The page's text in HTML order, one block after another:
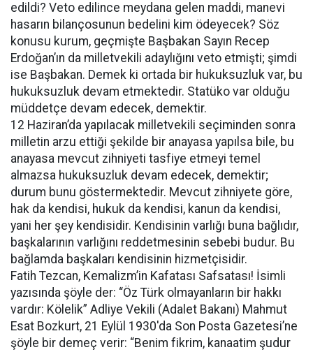
edildi? Veto edilince meydana gelen maddi, manevi
hasarın bilançosunun bedelini kim ödeyecek? Söz
konusu kurum, geçmişte Başbakan Sayın Recep
Erdoğan’ın da milletvekili adaylığını veto etmişti; şimdi
ise Başbakan. Demek ki ortada bir hukuksuzluk var, bu
hukuksuzluk devam etmektedir. Statüko var olduğu
müddetçe devam edecek, demektir.
12 Haziran’da yapılacak milletvekili seçiminden sonra
milletin arzu ettiği şekilde bir anayasa yapılsa bile, bu
anayasa mevcut zihniyeti tasfiye etmeyi temel
almazsa hukuksuzluk devam edecek, demektir;
durum bunu göstermektedir. Mevcut zihniyete göre,
hak da kendisi, hukuk da kendisi, kanun da kendisi,
yani her şey kendisidir. Kendisinin varlığı buna bağlıdır,
başkalarının varlığını reddetmesinin sebebi budur. Bu
bağlamda başkaları kendisinin hizmetçisidir.
Fatih Tezcan, Kemalizm’in Kafatası Safsatası! İsimli
yazısında şöyle der: “Öz Türk olmayanların bir hakkı
vardır: Kölelik” Adliye Vekili (Adalet Bakanı) Mahmut
Esat Bozkurt, 21 Eylül 1930′da Son Posta Gazetesi’ne
şöyle bir demeç verir: “Benim fikrim, kanaatim şudur